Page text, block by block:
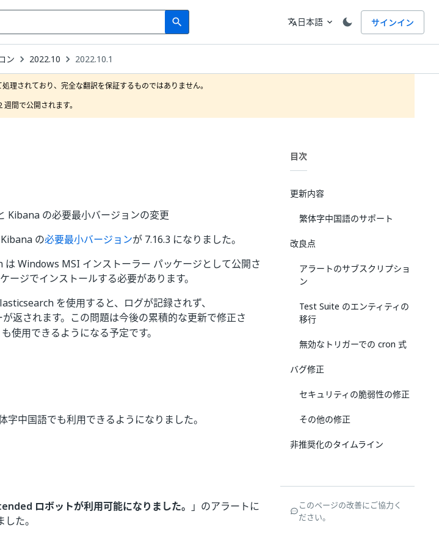
search
Search 言語
translate日本語 expand_more サインイン
ン 2022.10 2022.10.1
理されており、完全な翻訳を保証するものではありません。
間で公開されます。
Kibana の必要最小バージョンの変更
の必要最小バージョンが 7.16.3 になりました。
は Windows MSI インストーラー パッケージとして公開さ
ージでインストールする必要があります。
を使用すると、ログが記録されず、
返されます。この問題は今後の累積的な更新で修正さ
使用できるようになる予定です。
中国語でも利用できるようになりました。
ロボットが利用可能になりました。 」のアラートに
た。
目次
更新内容
繁体字中国語のサポート
改良点
アラートのサブスクリプショ
ン
Test Suite のエンティティの
移行
無効なトリガーでの cron 式
バグ修正
セキュリティの脆弱性の修正
その他の修正
非推奨化のタイムライン
このページの改善にご協力く
ださい。